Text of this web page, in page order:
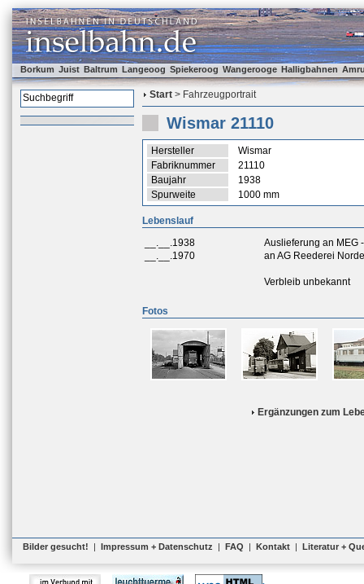
Borkum Juist Baltrum Langeoog Spiekeroog Wangerooge Halligbahnen
Start > Fahrzeugportrait
Wismar 21110
Hersteller
Wismar
Fabriknummer
21110
Baujahr
1938
Spurweite
1000 mm
Lebenslauf
__.__.1938
Auslieferung an MEG
__.__.1970
an AG Reederei
Verbleib unbekannt
Fotos
Ergänzungen zum
Bilder gesucht! | Impressum + Datenschutz | FAQ | Kontakt | Literatur +